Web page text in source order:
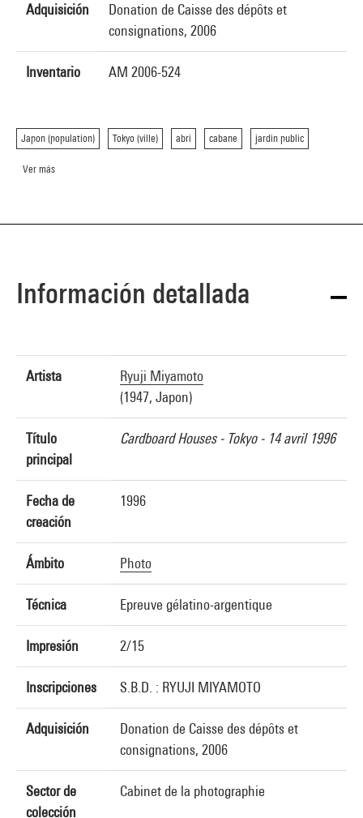
Adquisición
Donation de Caisse des dépôts et
consignations, 2006
Inventario AM 2006-524
Japon (population) Tokyo (ville) abri cabane jardin public
Ver más
Información detallada
Artista
Ryuji Miyamoto
(1947, Japon)
Título
principal
Cardboard Houses - Tokyo - 14 avril 1996
Fecha de
creación
1996
Ámbito Photo
Técnica Epreuve gélatino-argentique
Impresión 2/15
Inscripciones S.B.D. : RYUJI MIYAMOTO
Adquisición
Donation de Caisse des dépôts et
consignations, 2006
Sector de
colección
Cabinet de la photographie